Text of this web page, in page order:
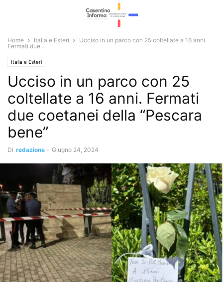
Home Italia e Esteri
Ucciso in un parco con 25 coltellate a 16 anni.
Fermati due...
Italia e Esteri
Ucciso in un parco con 25
coltellate a 16 anni. Fermati
due coetanei della “Pescara
bene”
Di redazione - Giugno 24, 2024